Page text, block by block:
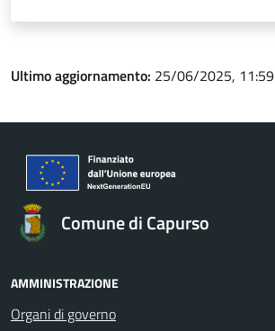
Ultimo aggiornamento: 25/06/2025, 11:59
Comune di Capurso
AMMINISTRAZIONE
Organi di governo